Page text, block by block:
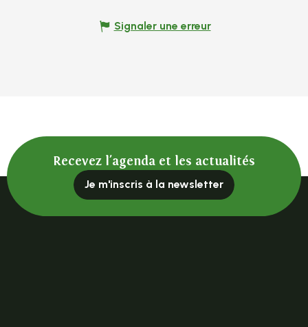
Signaler une erreur
Recevez l'agenda et les actualités
Je m'inscris à la newsletter